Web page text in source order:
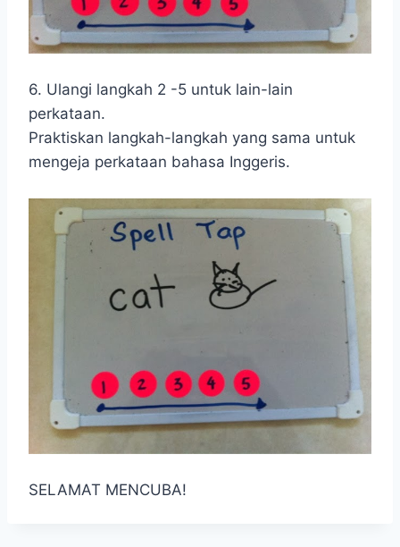
6. Ulangi langkah 2 -5 untuk lain-lain
perkataan.
Praktiskan langkah-langkah yang sama untuk
mengeja perkataan bahasa Inggeris.
SELAMAT MENCUBA!